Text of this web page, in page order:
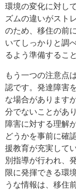
環境の変化に対し
ズムの違いがスト
のため、移住の前
いてしっかりと調
るよう準備するこ
もう一つの注意点
認です。発達障害
な場合があります
分でないことがあ
障害に対する理解
どうかを事前に確
援教育が充実して
別指導が行われ、
限に発揮できる環
うな情報は、移住